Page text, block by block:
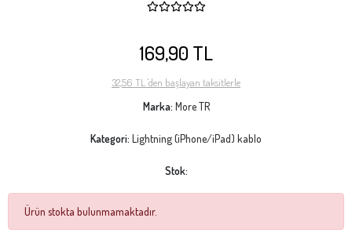
169,90 TL
32,56 TL 'den başlayan taksitlerle
Marka: More TR
Kategori: Lightning (iPhone/iPad) kablo
Stok:
Ürün stokta bulunmamaktadır.